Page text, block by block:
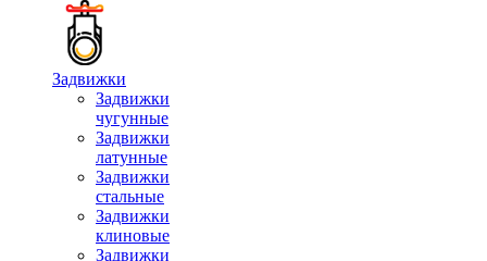
Задвижки
Задвижки
чугунные
Задвижки
латунные
Задвижки
стальные
Задвижки
клиновые
Задвижки